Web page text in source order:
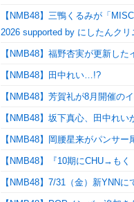
【NMB48】三鴨くるみが「
2026 supported by にしたんク
【NMB48】福野杏実が更新し
【NMB48】田中れい…!?
【NMB48】芳賀礼が8月開催の
【NMB48】坂下真心、田中れ
【NMB48】岡腰星来がパンサ
【NMB48】『10期にCHU→もく
【NMB48】7/31（金）新YNN